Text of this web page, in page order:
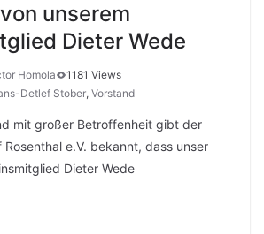
unserem
Dieter Wede
Homola
1181 Views
Detlef Stober, Vorstand
mit großer Betroffenheit gibt der
Rosenthal e.V. bekannt, dass unser
Dieter Wede